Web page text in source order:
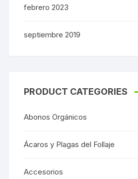
febrero 2023
septiembre 2019
PRODUCT CATEGORIES
Abonos Orgánicos
Ácaros y Plagas del Follaje
Accesorios